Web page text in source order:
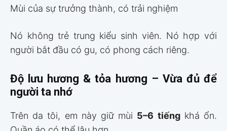
Mùi của sự trưởng thành, có trải nghiệm
Nó không trẻ trung kiểu sinh viên. Nó hợp với
người bắt đầu có gu, có phong cách riêng.
Độ lưu hương & tỏa hương – Vừa đủ để
người ta nhớ
Trên da tôi, em này giữ mùi 5–6 tiếngkhá ổn.